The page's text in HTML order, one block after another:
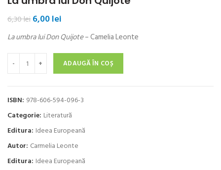
6,30leiPrețul
a
fost:
6,30 lei.
6,00lei
este:
6,00 lei.
La umbra lui Don Quijote– Camelia Leonte
Cantitate La umbra lui Don Quijote
ADAUGĂ ÎN COȘ
ISBN: 978-606-594-096-3
Categorie: Literatură
Editura: Ideea Europeană
Autor: Carmelia Leonte
Editura: Ideea Europeană